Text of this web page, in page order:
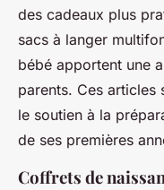
des cadeaux plus
sacs à langer
bébé apportent une
parents. Ces
le soutien à la
de ses premières
Coffrets de